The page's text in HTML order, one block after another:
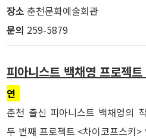
장소 춘천문화예술회관
문의 259-5879
피아니스트 백채영 프로젝
연
춘천 출신 피아니스트 백채영의
두 번째 프로젝트 <차이코프스키